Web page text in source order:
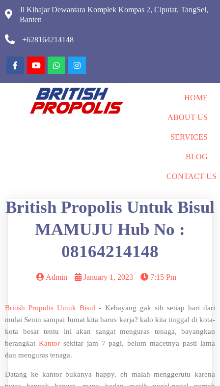
Jl Kihajar Dewantara Komplek Kompas 2, Ciputat, TangSel,
Banten
+628164214148
HOME
ABOUT US
SERVICES
BLOG
CONTACT US
British Propolis Untuk Bisul
MAMUJU Hub No :
08164214148
Admin January 1, 2023 7:15 Pm
British Propolis Untuk Bisul - Kebayang gak sih setiap hari dari
mulai Senin sampai Jumat kita harus kerja? kalo kita tinggal di kota-
kota besar tentu ini akan sangat menguras tenaga, bayangkan
berangkat Kantorsekitar jam 7 pagi, belum macetnya pasti lama
dan menguras tenaga.
Datang ke kantor bukanya happy, eh malah menggerutu karena